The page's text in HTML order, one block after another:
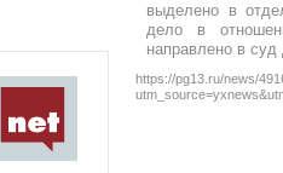
выделено в
дело в
направлено в
https://pg13.ru/news/